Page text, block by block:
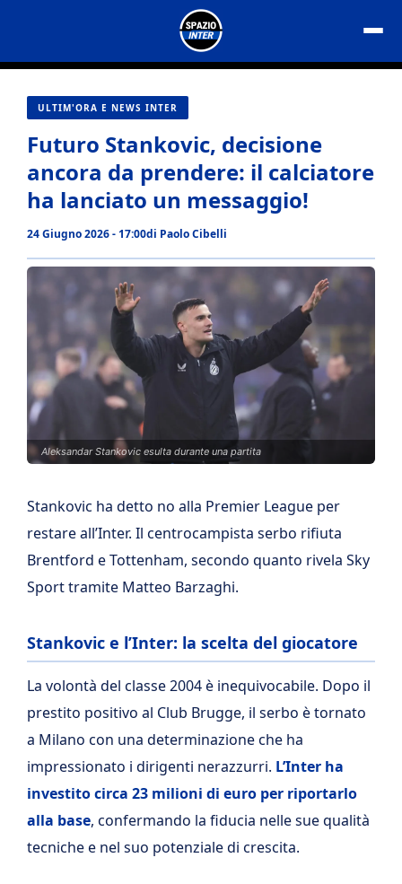
contenuto
ULTIM'ORA E NEWS INTER
Futuro Stankovic, decisione
ancora da prendere: il calciatore
ha lanciato un messaggio!
24 Giugno 2026 - 17:00di Paolo Cibelli
Aleksandar Stankovic esulta durante una partita
Stankovic ha detto no alla Premier League per
restare all’Inter. Il centrocampista serbo rifiuta
Brentford e Tottenham, secondo quanto rivela Sky
Sport tramite Matteo Barzaghi.
Stankovic e l’Inter: la scelta del giocatore
La volontà del classe 2004 è inequivocabile. Dopo il
prestito positivo al Club Brugge, il serbo è tornato
a Milano con una determinazione che ha
impressionato i dirigenti nerazzurri. L’Inter ha
investito circa 23 milioni di euro per riportarlo
alla base, confermando la fiducia nelle sue qualità
tecniche e nel suo potenziale di crescita.